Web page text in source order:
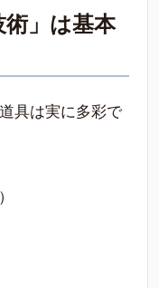
」は基本
具は実に多彩で